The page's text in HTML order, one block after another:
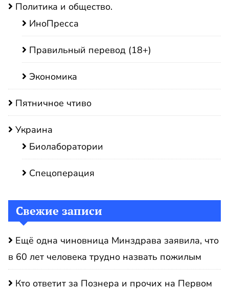
Политика и общество.
ИноПресса
Правильный перевод (18+)
Экономика
Пятничное чтиво
Украина
Биолаборатории
Спецоперация
Свежие записи
Ещё одна чиновница Минздрава заявила, что
в 60 лет человека трудно назвать пожилым
Кто ответит за Познера и прочих на Первом